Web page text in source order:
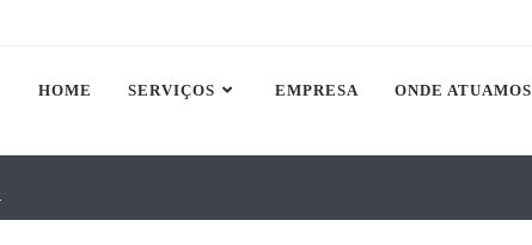
HOME SERVIÇOS EMPRESA ONDE ATUAMOS